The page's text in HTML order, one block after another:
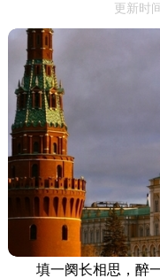
更新时
填一阕长相思，醉